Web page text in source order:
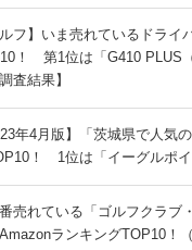
ルフ】いま売れているドライ
！ 第1位は「G410 PLUS
査結果】
年4月版】「茨城県で人気
！ 1位は「イーグルポイ
売れている「ゴルフクラブ
ランキングTOP10！